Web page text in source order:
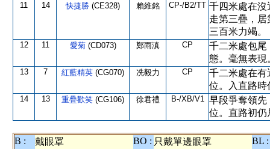
11 14 快捷勝 (CE328) 賴維銘 CP-/B2/TT 千四米處在沒
走第三疊，
三百米力竭。
12 11 愛菊 (CD073) 鄭雨滇 CP
千二米處包尾
態。毫無表現
13 7 紅藍精英 (CG070) 冼毅力 CP
千二米處在有
位。入直路時
14 13 重疊歡笑 (CG106) 徐君禮 B-/XB/V1 早段爭奪領先
位。直路初仍
B : 戴眼罩 BO : 只戴單邊眼罩
BL :